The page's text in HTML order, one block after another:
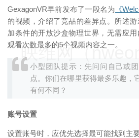
GexagonVR早前发布了一段名为 《
的视频，介绍了竞品的差异点。所述
加条件的开放沙盒物理世界，无需应
观看次数最多的5个视频内容之一。
小型团队提示：先问问自己或
点。你们在哪里获得最多乐趣，
有何不同？
账号设置
设置账号时，应优先选择最可能找到主
映维网（